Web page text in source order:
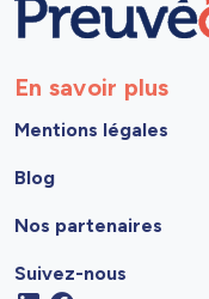
En savoir plus
Mentions légales
Blog
Nos partenaires
Suivez-nous